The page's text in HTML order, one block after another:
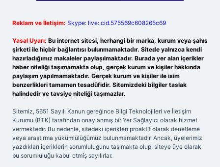
Reklam ve İletişim: Skype: live:.cid.575569c608265c69
Yasal Uyarı: Bu internet sitesi, herhangi bir marka, kurum veya şahıs
şirketi ile hiçbir bağlantısı bulunmamaktadır. Sitede yalnızca kendi
hazırladığımız makaleler paylaşılmaktadır. Burada yer alan içerikler
haber niteliği taşımamakta olup, gerçek kurum ve kişiler hakkında
paylaşım yapılmamaktadır. Gerçek kurum ve kişiler ile isim
benzerlikleri tamamen tesadüfidir. Sitemizdeki bilgiler taslak
halindedir ve tavsiye niteliği taşımazlar.
Sitemiz, 5651 Sayılı Kanun gereğince Bilgi Teknolojileri ve İletişim
Kurumu (BTK) tarafından onaylanmış bir Yer Sağlayıcı olarak hizmet
vermektedir. Bu nedenle, sitedeki içerikleri proaktif olarak denetleme
veya araştırma yükümlülüğümüz bulunmamaktadır. Ancak, üyelerimiz
yazdıkları içeriklerin sorumluluğunu taşımakta olup, siteye üye olarak
bu sorumluluğu kabul etmiş sayılırlar.